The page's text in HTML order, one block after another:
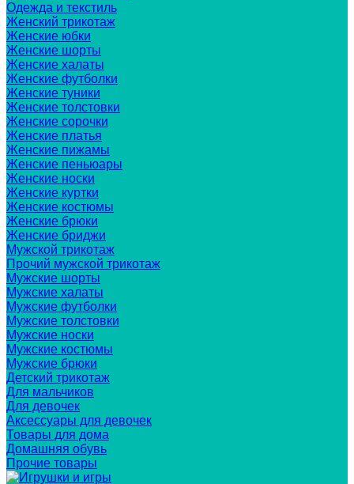
Одежда и текстиль
Женский трикотаж
Женские юбки
Женские шорты
Женские халаты
Женские футболки
Женские туники
Женские толстовки
Женские сорочки
Женские платья
Женские пижамы
Женские пеньюары
Женские носки
Женские куртки
Женские костюмы
Женские брюки
Женские бриджи
Мужской трикотаж
Прочий мужской трикотаж
Мужские шорты
Мужские халаты
Мужские футболки
Мужские толстовки
Мужские носки
Мужские костюмы
Мужские брюки
Детский трикотаж
Для мальчиков
Для девочек
Аксессуары для девочек
Товары для дома
Домашняя обувь
Прочие товары